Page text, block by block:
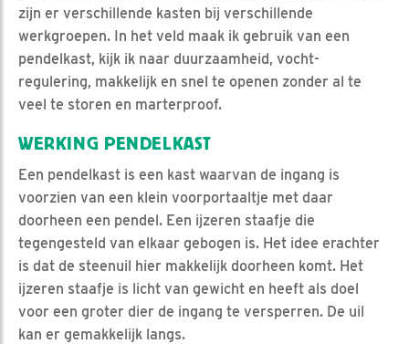
zijn er verschillende kasten bij verschillende
werkgroepen. In het veld maak ik gebruik van een
pendelkast, kijk ik naar duurzaamheid, vocht-
regulering, makkelijk en snel te openen zonder al te
veel te storen en marterproof.
WERKING PENDELKAST
Een pendelkast is een kast waarvan de ingang is
voorzien van een klein voorportaaltje met daar
doorheen een pendel. Een ijzeren staafje die
tegengesteld van elkaar gebogen is. Het idee erachter
is dat de steenuil hier makkelijk doorheen komt. Het
ijzeren staafje is licht van gewicht en heeft als doel
voor een groter dier de ingang te versperren. De uil
kan er gemakkelijk langs.